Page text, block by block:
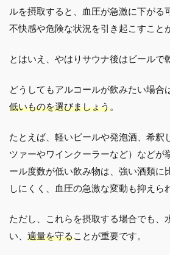
ルを摂取すると、血圧が急激に下がる
不快感や危険な状況を引き起こすこと
とはいえ、やはりサウナ後はビールで
どうしてもアルコールが飲みたい場合
低いものを選びましょう。
たとえば、軽いビールや発泡酒、希釈
ツァーやワインクーラーなど）などが
ール度数が低い飲み物は、強い酒類に
しにくく、血圧の急激な変動も抑えら
ただし、これらを摂取する場合でも、
い、 適量を守ることが重要です。